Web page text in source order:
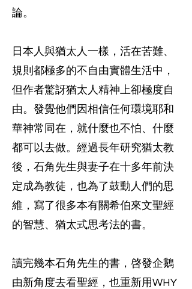
論。
日本人與猶太人一樣，活在苦難、
規則都極多的不自由實體生活中，
但作者驚訝猶太人精神上卻極度自
由。發覺他們因相信任何環境耶和
華神常同在，就什麼也不怕、什麼
都可以去做。經過長年研究猶太教
後，石角先生與妻子在十多年前決
定成為教徒，也為了鼓動人們的思
維，寫了很多本有關希伯來文聖經
的智慧、猶太式思考法的書。
讀完幾本石角先生的書，啓發企鵝
由新角度去看聖經，也重新用WHY